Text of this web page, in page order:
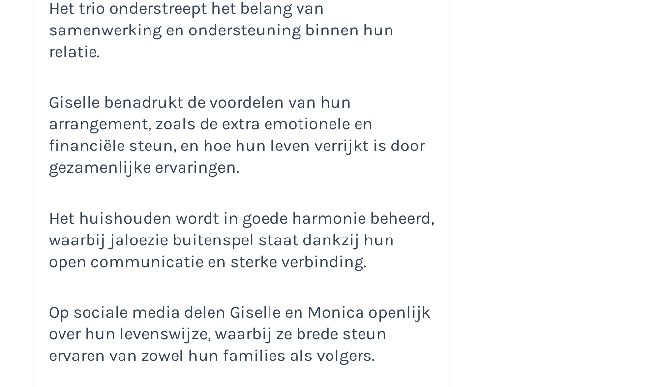
Het trio onderstreept het belang van
samenwerking en ondersteuning binnen hun
relatie.
Giselle benadrukt de voordelen van hun
arrangement, zoals de extra emotionele en
financiële steun, en hoe hun leven verrijkt is door
gezamenlijke ervaringen.
Het huishouden wordt in goede harmonie beheerd,
waarbij jaloezie buitenspel staat dankzij hun
open communicatie en sterke verbinding.
Op sociale media delen Giselle en Monica openlijk
over hun levenswijze, waarbij ze brede steun
ervaren van zowel hun families als volgers.